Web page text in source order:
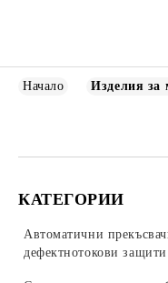
КАТЕГОРИИ
Автоматични
дефектнотокови защити
Начало Изделия за